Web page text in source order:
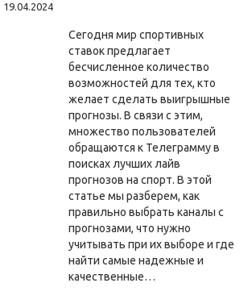
Сегодня мир спортивных
ставок предлагает
бесчисленное количество
возможностей для тех, кто
желает сделать выигрышные
прогнозы. В связи с этим,
множество пользователей
обращаются к Телеграмму в
поисках лучших лайв
прогнозов на спорт. В этой
статье мы разберем, как
правильно выбрать каналы с
прогнозами, что нужно
учитывать при их выборе и где
найти самые надежные и
качественные…